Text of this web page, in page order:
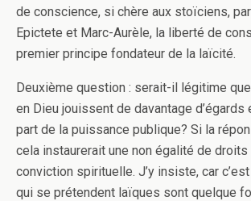
de conscience, si chère aux stoïciens,
Epictete et Marc-Aurèle, la liberté de
premier principe fondateur de la laïcité.
Deuxième question : serait-il légitime
en Dieu jouissent de davantage
part de la puissance publique? Si la
cela instaurerait une non égalité de
conviction spirituelle. J’y insiste, car
qui se prétendent laïques sont quelque